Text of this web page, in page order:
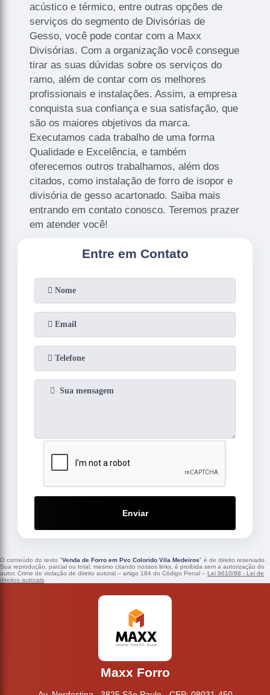
acústico e térmico, entre outras opções de
serviços do segmento de Divisórias de
Gesso, você pode contar com a Maxx
Divisórias. Com a organização você consegue
tirar as suas dúvidas sobre os serviços do
ramo, além de contar com os melhores
profissionais e instalações. Assim, a empresa
conquista sua confiança e sua satisfação, que
são os maiores objetivos da marca.
Executamos cada trabalho de uma forma
Qualidade e Excelência, e também
oferecemos outros trabalhamos, além dos
citados, como instalação de forro de isopor e
divisória de gesso acartonado. Saiba mais
entrando em contato conosco. Teremos prazer
em atender você!
Entre em Contato
Enviar
O conteúdo do texto "Venda de Forro em Pvc Colorido Vila Medeiros" é de direito reservado.
Sua reprodução, parcial ou total, mesmo citando nossos links, é proibida sem a autorização do
autor. Crime de violação de direito autoral – artigo 184 do Código Penal – Lei 9610/98 - Lei de
direitos autorais.
Maxx Forro